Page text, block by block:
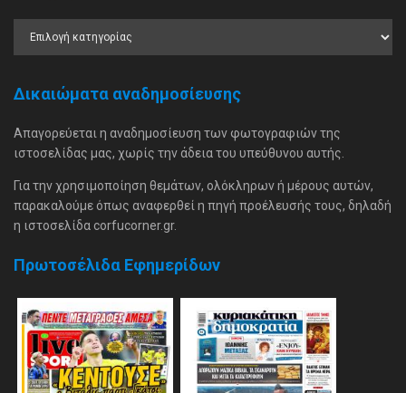
Δικαιώματα αναδημοσίευσης
Απαγορεύεται η αναδημοσίευση των φωτογραφιών της
ιστοσελίδας μας, χωρίς την άδεια του υπεύθυνου αυτής.
Για την χρησιμοποίηση θεμάτων, ολόκληρων ή μέρους αυτών,
παρακαλούμε όπως αναφερθεί η πηγή προέλευσής τους, δηλαδή
η ιστοσελίδα corfucorner.gr.
Πρωτοσέλιδα Εφημερίδων